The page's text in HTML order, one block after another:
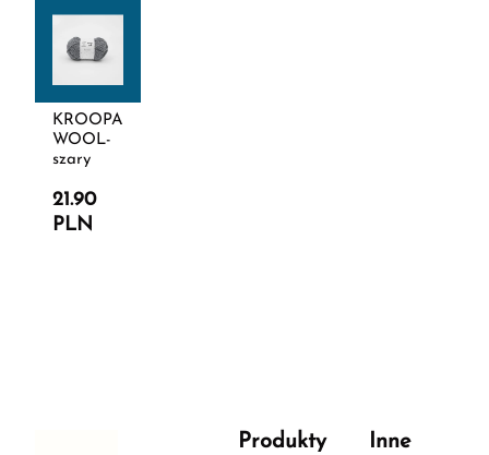
KROOPA
WOOL-
szary
21.90
PLN
Produkty Inne